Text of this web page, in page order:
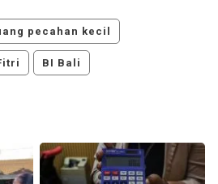
pecahan kecil
BI Bali